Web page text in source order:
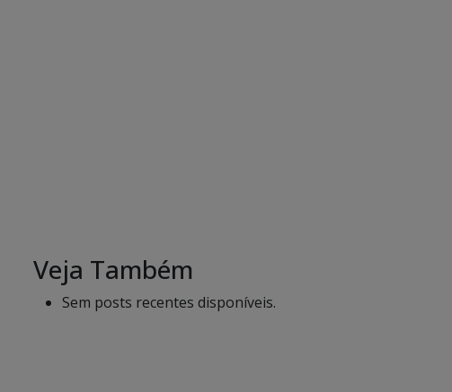
Veja Também
Sem posts recentes disponíveis.